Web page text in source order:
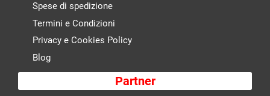
Spese di spedizione
Termini e Condizioni
Privacy e Cookies Policy
Blog
Partner